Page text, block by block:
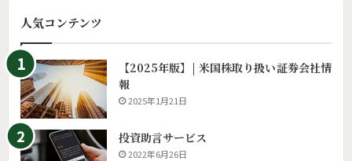
人気コンテンツ
【2025年版】| 米国株取り扱い証券会社情
報
2025年1月21日
投資助言サービス
2022年6月26日